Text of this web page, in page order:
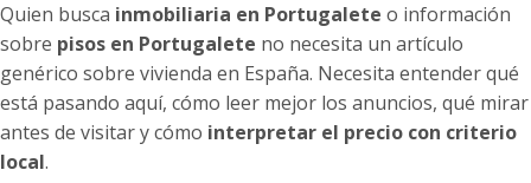
Quien busca inmobiliaria en Portugalete o información
sobre pisos en Portugalete no necesita un artículo
genérico sobre vivienda en España. Necesita entender qué
está pasando aquí, cómo leer mejor los anuncios, qué mirar
antes de visitar y cómo interpretar el precio con criterio
local.